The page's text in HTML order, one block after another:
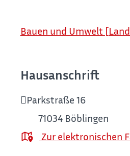
Bauen und Umwelt
Hausanschrift
Parkstraße 16
71034 Böblingen
Zur elektronischen